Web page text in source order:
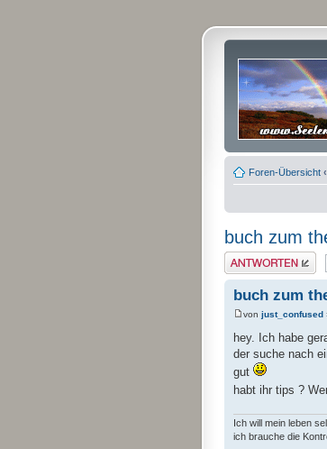
Foren-Übersicht ‹
buch zum
Antwort erstellen
buch zum
von just_confused
hey. Ich habe
der suche nach
gut
habt ihr tips ?
Ich will mein leben
ich brauche die